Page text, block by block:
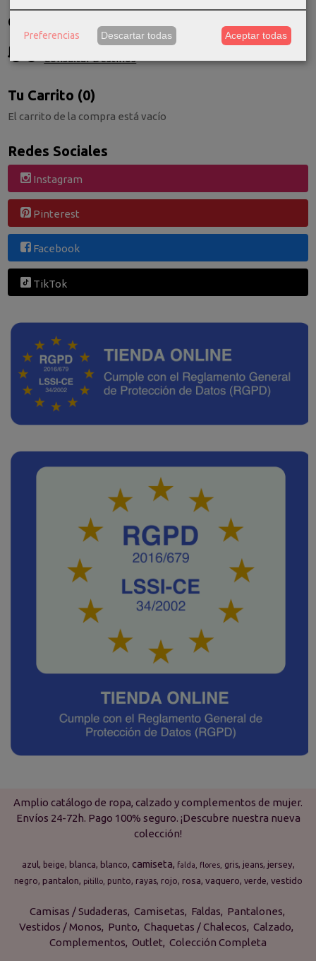
Costes de Envío
GRATIS *
Consultar Destinos
Tu Carrito (0)
El carrito de la compra está vacío
Redes Sociales
Instagram
Pinterest
Facebook
TikTok
Amplio catálogo de ropa, calzado y complementos de mujer.
Envíos 24-72h. Pago 100% seguro. ¡Descubre nuestra nueva
colección!
azul beige blanca blanco camiseta falda flores gris jeans jersey
negro pantalon pitillo punto rayas rojo rosa vaquero verde vestido
Camisas / Sudaderas Camisetas Faldas
Pantalones
Vestidos / Monos
Punto Chaquetas / Chalecos Calzado
Complementos Outlet Colección Completa
Preferencias Descartar todas Aceptar todas